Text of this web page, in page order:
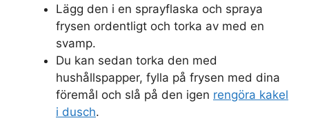
Lägg den i en sprayflaska och spraya
frysen ordentligt och torka av med en
svamp.
Du kan sedan torka den med
hushållspapper, fylla på frysen med dina
föremål och slå på den igen rengöra kakel
i dusch.